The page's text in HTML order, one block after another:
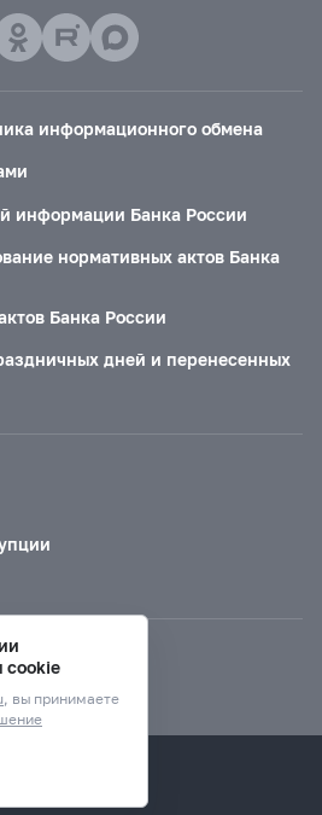
информационного обмена
информации Банка России
нормативных актов Банка
Банка России
дней и перенесенных
cookie
, вы принимаете